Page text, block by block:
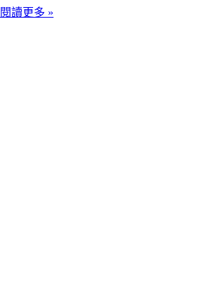
閱讀更多 »